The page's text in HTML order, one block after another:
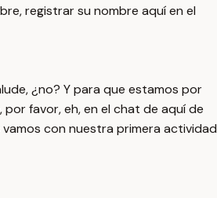
registrar su nombre aquí en el
¿no? Y para que estamos por
por favor, eh, en el chat de aquí de
vamos con nuestra primera actividad